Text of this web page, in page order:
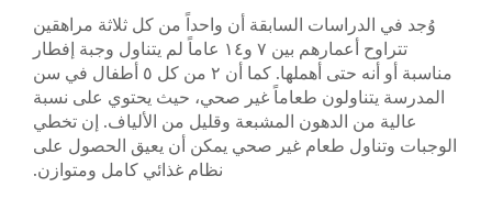
وُجد في الدراسات السابقة أن واحداً من كل ثلاثة مراهقين
تتراوح أعمارهم بين ٧ و١٤ عاماً لم يتناول وجبة إفطار
مناسبة أو أنه حتى أهملها. كما أن ٢ من كل ٥ أطفال في سن
المدرسة يتناولون طعاماً غير صحي، حيث يحتوي على نسبة
عالية من الدهون المشبعة وقليل من الألياف. إن تخطي
الوجبات وتناول طعام غير صحي يمكن أن يعيق الحصول على
نظام غذائي كامل ومتوازن.